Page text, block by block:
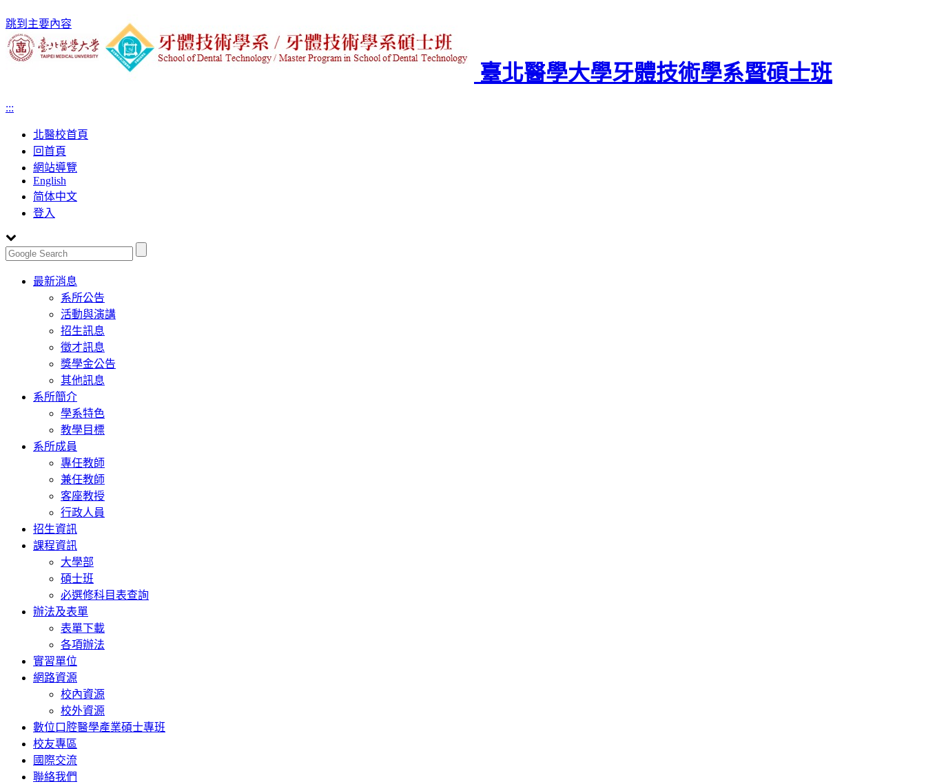
跳到主要內容
臺北醫學大學牙體技術學系暨碩士班
:::
北醫校首頁
回首頁
網站導覽
English
简体中文
登入
Toggle
navigation
最新消息
系所公告
活動與演講
招生訊息
徵才訊息
獎學金公告
其他訊息
系所簡介
學系特色
教學目標
系所成員
專任教師
兼任教師
客座教授
行政人員
招生資訊
課程資訊
大學部
碩士班
必選修科目表查詢
辦法及表單
表單下載
各項辦法
實習單位
網路資源
校內資源
校外資源
數位口腔醫學產業碩士專班
校友專區
國際交流
聯絡我們